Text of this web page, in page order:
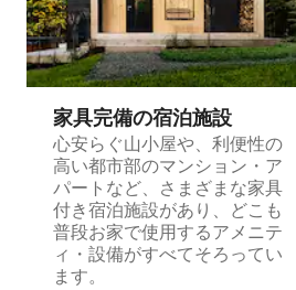
家具完備の宿⁠泊⁠施⁠設
心安らぐ山小屋や、利便性の
高い都市部のマンション・ア
パートなど、さまざまな家具
付き宿泊施設があり、どこも
普段お家で使用するアメニテ
ィ・設備がすべてそろってい
ます。